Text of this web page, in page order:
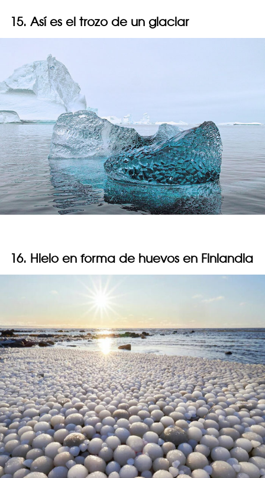
15. Así es el trozo de un glaciar
16. Hielo en forma de huevos en Finlandia